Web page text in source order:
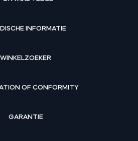
INFORMATIE
WINKELZOEKER
OF CONFORMITY
GARANTIE